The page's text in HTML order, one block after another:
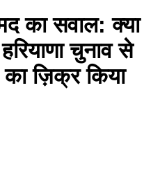
का सवाल: क्या
चुनाव से
ज़िक्र किया